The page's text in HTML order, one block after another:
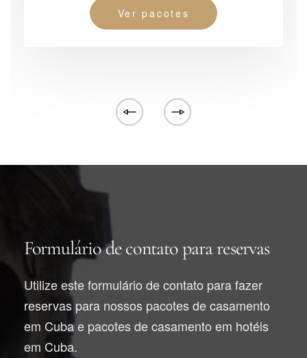
Ver pacotes
Formulário de contato para reservas
Utilize este formulário de contato para fazer
reservas para nossos pacotes de casamento
em Cuba e pacotes de casamento em hotéis
em Cuba.